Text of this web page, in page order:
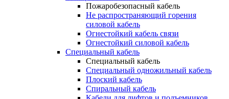
Пожаробезопасный кабель
Не распространяющий горения
силовой кабель
Огнестойкий кабель связи
Огнестойкий силовой кабель
Специальный кабель
Специальный кабель
Специальный одножильный кабель
Плоский кабель
Спиральный кабель